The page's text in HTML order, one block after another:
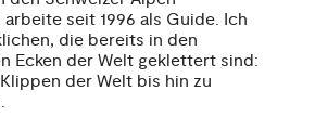
seit 1996 als Guide. Ich
die bereits in den
Ecken der Welt geklettert sind:
der Welt bis hin zu